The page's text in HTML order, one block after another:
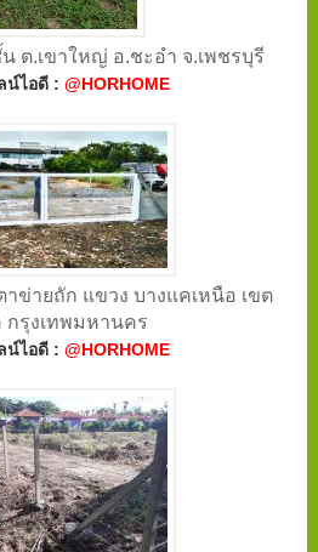
ต.เขาใหญ่ อ.ชะอำ จ.เพชรบุรี
น์ไอดี :@HORHOME
ข่ายถัก แขวง บางแคเหนือ เขต
กรุงเทพมหานคร
น์ไอดี :@HORHOME